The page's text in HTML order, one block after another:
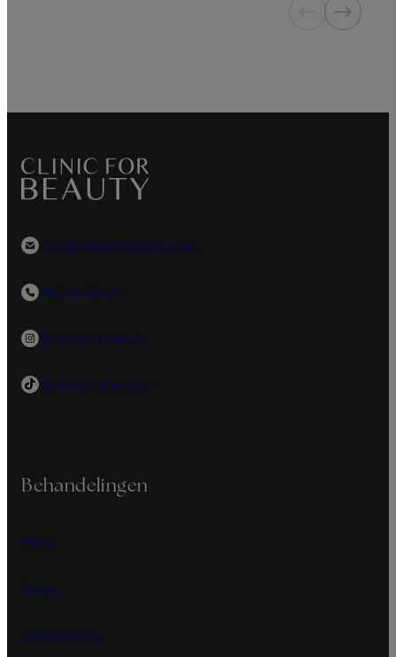
info@clinicforbeauty.care
085 00 125 00
@clinicforbeauty
@clinicforbeauty.nl
Behandelingen
Botox
Fillers
Skinboosters